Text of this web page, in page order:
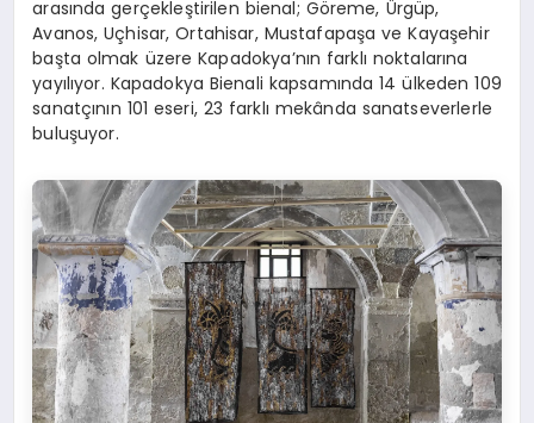
arasında gerçekleştirilen bienal; Göreme, Ürgüp,
Avanos, Uçhisar, Ortahisar, Mustafapaşa ve Kayaşehir
başta olmak üzere Kapadokya’nın farklı noktalarına
yayılıyor. Kapadokya Bienali kapsamında 14 ülkeden 109
sanatçının 101 eseri, 23 farklı mekânda sanatseverlerle
buluşuyor.